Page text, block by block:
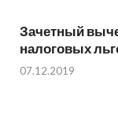
Зачетный
налоговых
07.12.2019